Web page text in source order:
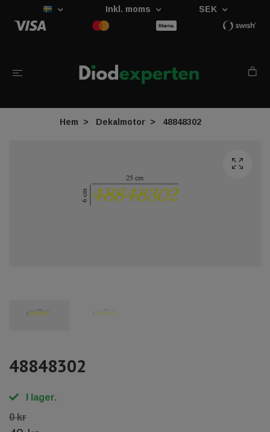
Inkl. moms SEK
Hem Dekalmotor 48848302
48848302
I lager.
0 kr